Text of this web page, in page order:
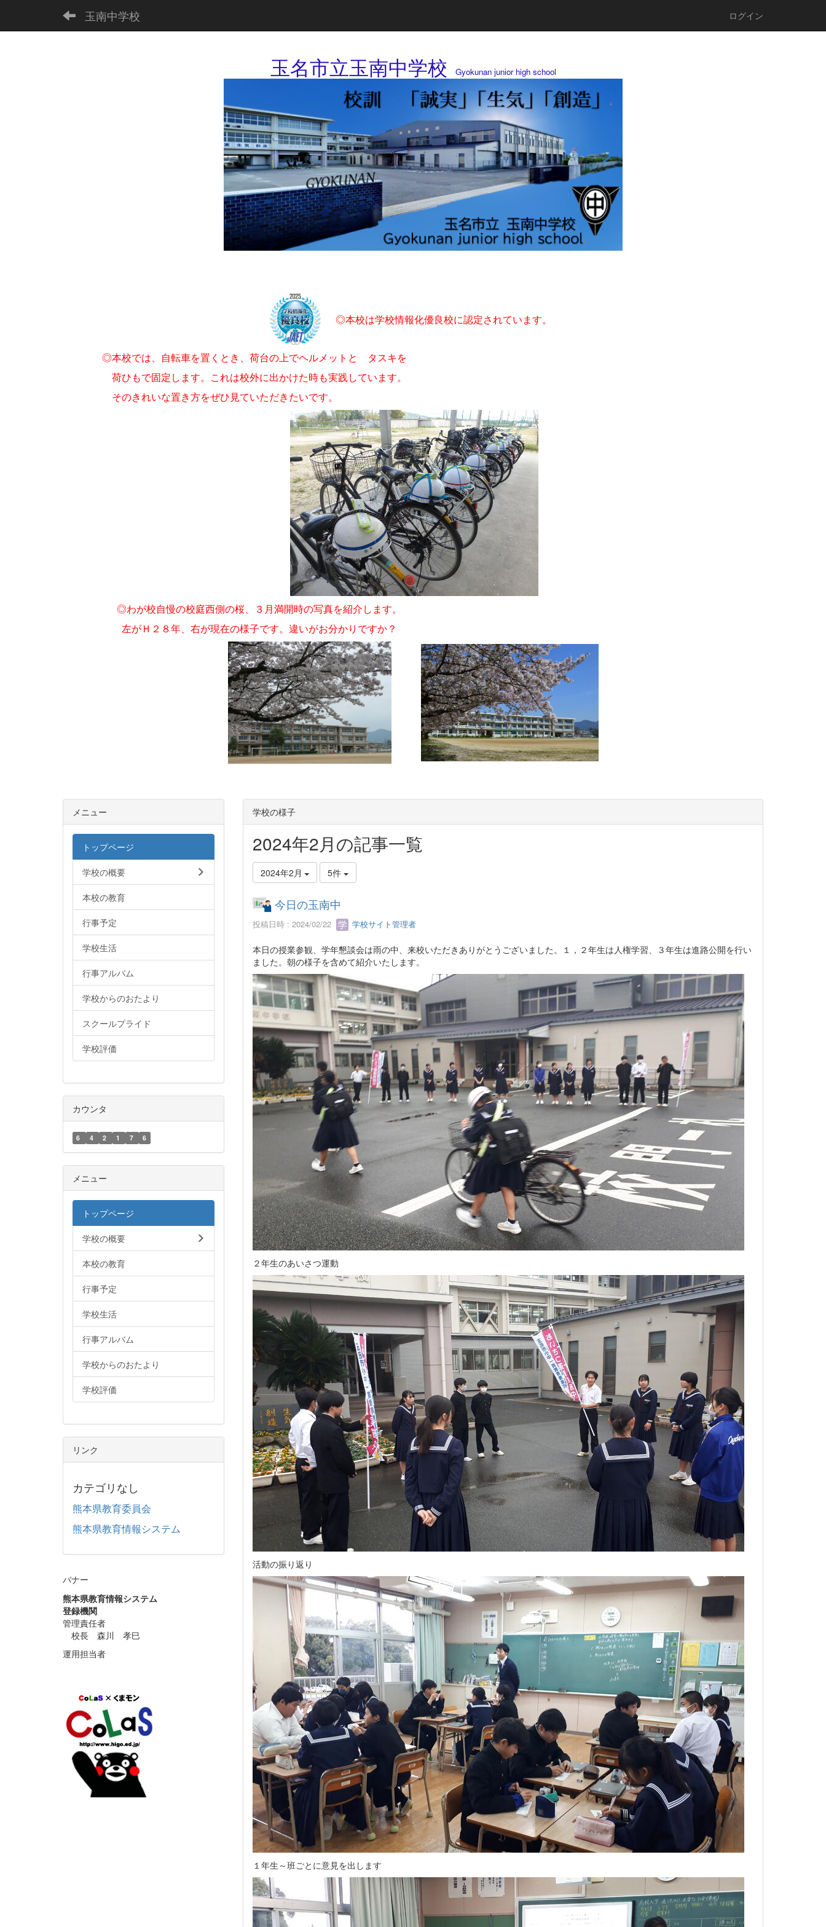
玉南中学校 ログイン
玉名市立玉南中学校 Gyokunan junior high school
◎本校は学校情報化優良校に認定されています。
◎本校では、自転車を置くとき、荷台の上でヘルメットと
タスキを
荷ひもで固定します。 これは校外に出かけた時も実践しています。
そのきれいな置き方をぜひ見ていただきたいです。
◎わが校自慢の校庭西側の桜、
３月満開時の写真を紹介します。
左がＨ２８年、右が現在の様子です。 違いがお分かりですか？
学校の様子
2024年2月の記事一覧
2024年2月 5件
今日の玉南中
投稿日時 : 2024/02/22 学校サイト管理者
本日の授業参観、学年懇談会は雨の中、来校いただきありがとうございました。１，２年生は人権学習、３年生は進路公開を行い
ました。朝の様子を含めて紹介いたします。
２年生のあいさつ運動
活動の振り返り
１年生～班ごとに意見を出します
メニュー
トップページ
学校の概要
本校の教育
行事予定
学校生活
行事アルバム
学校からのおたより
スクールプライド
学校評価
カウンタ
6 4 2 1 7 6
メニュー
トップページ
学校の概要
本校の教育
行事予定
学校生活
行事アルバム
学校からのおたより
学校評価
リンク
カテゴリなし
熊本県教育委員会
熊本県教育情報システム
バナー
熊本県教育情報システム
登録機関
管理責任者
校長 森川 孝巳
運用担当者